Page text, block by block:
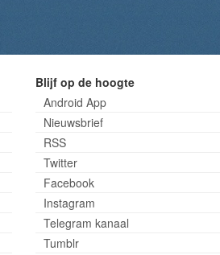
Blijf op de hoogte
Android App
Nieuwsbrief
RSS
Twitter
Facebook
Instagram
Telegram kanaal
Tumblr